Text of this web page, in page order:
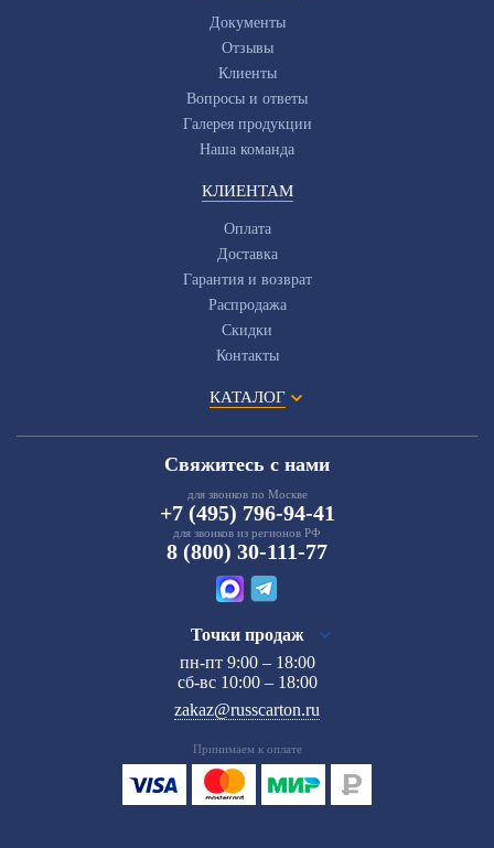
Документы
Отзывы
Клиенты
Вопросы и ответы
Галерея продукции
Наша команда
КЛИЕНТАМ
Оплата
Доставка
Гарантия и возврат
Распродажа
Скидки
Контакты
КАТАЛОГ
Свяжитесь с нами
для звонков по Москве
+7 (495) 796-94-41
для звонков из регионов РФ
8 (800) 30-111-77
Точки продаж
пн-пт 9:00 – 18:00
сб-вс 10:00 – 18:00
zakaz@russcarton.ru
Принимаем к оплате